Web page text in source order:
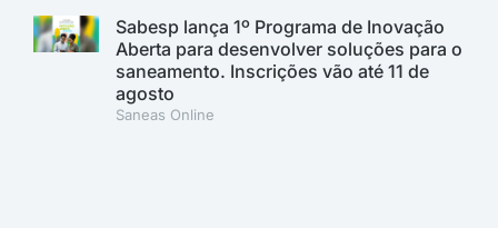
Sabesp lança 1º Programa de Inovação
Aberta para desenvolver soluções para o
saneamento. Inscrições vão até 11 de
agosto
Saneas Online